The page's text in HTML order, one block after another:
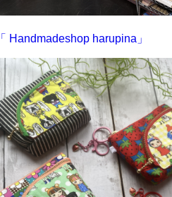
「 Handmadeshop harupina 」